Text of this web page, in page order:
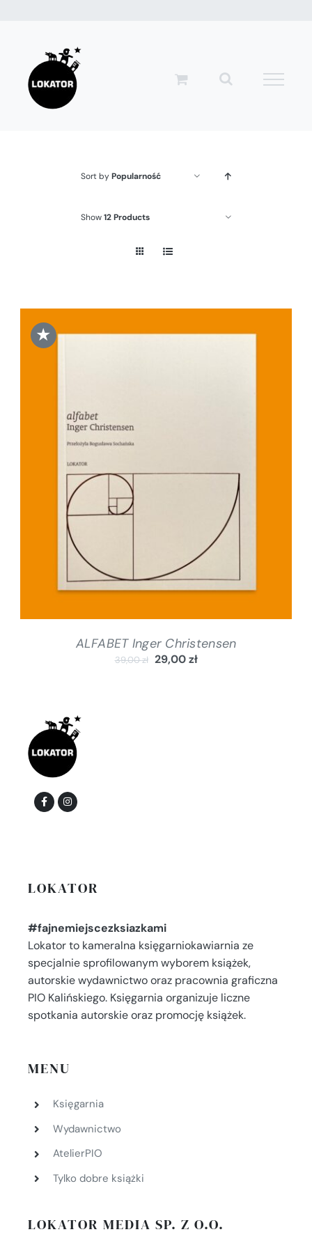
zawartości
Sort byPopularność
Show12 Products
★
DODAJ DO KOSZYKA
ALFABET Inger Christensen
39,00zł 29,00zł
LOKATOR
#fajnemiejscezksiazkami
Lokator to kameralna księgarniokawiarnia ze
specjalnie sprofilowanym wyborem książek,
autorskie wydawnictwo oraz pracownia graficzna
PIO Kalińskiego. Księgarnia organizuje liczne
spotkania autorskie oraz promocję książek.
MENU
Księgarnia
Wydawnictwo
AtelierPIO
Tylko dobre książki
LOKATOR MEDIA SP. Z O.O.